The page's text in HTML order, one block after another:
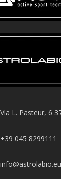
Via L. Pasteur, 6
+39 045 8299111
info@astrolabio.eu